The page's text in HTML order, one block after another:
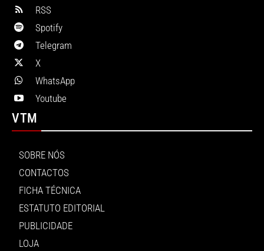
RSS
Spotify
Telegram
X
WhatsApp
Youtube
VTM
SOBRE NÓS
CONTACTOS
FICHA TÉCNICA
ESTATUTO EDITORIAL
PUBLICIDADE
LOJA